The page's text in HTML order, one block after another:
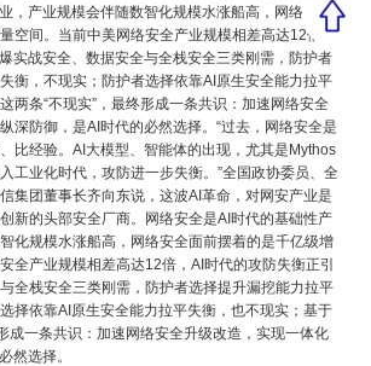
，产业规模会伴随数智化规模水涨船高，网络安全
空间。当前中美网络安全产业规模相差高达12倍，
实战安全、数据安全与全栈安全三类刚需，防护者
衡，不现实；防护者选择依靠AI原生安全能力拉平
两条“不现实”，最终形成一条共识：加速网络安全
深防御，是AI时代的必然选择。“过去，网络安全是
比经验。AI大模型、智能体的出现，尤其是Mythos
工业化时代，攻防进一步失衡。”全国政协委员、全
集团董事长齐向东说，这波AI革命，对网安产业是
新的头部安全厂商。网络安全是AI时代的基础性产
化规模水涨船高，网络安全面前摆着的是千亿级增
全产业规模相差高达12倍，AI时代的攻防失衡正引
全栈安全三类刚需，防护者选择提升漏挖能力拉平
择依靠AI原生安全能力拉平失衡，也不现实；基于
成一条共识：加速网络安全升级改造，实现一体化
然选择。